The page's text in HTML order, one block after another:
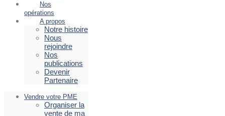
Nos
opérations
A propos
Notre histoire
Nous
rejoindre
Nos
publications
Devenir
Partenaire
Vendre votre PME
Organiser la
vente de ma